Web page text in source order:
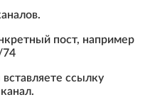
пост, например
74
ссылку